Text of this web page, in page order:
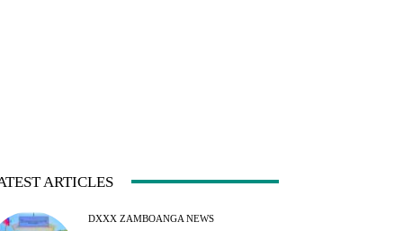
ARTICLES
DXXX ZAMBOANGA NEWS